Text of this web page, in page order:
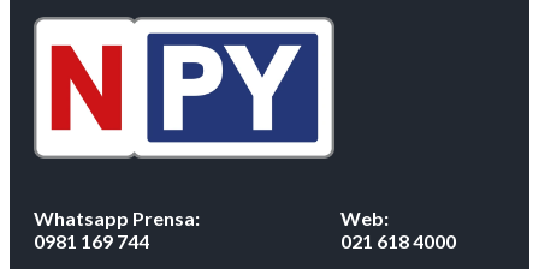
Whatsapp Prensa:
0981 169 744
Web:
021 618 4000